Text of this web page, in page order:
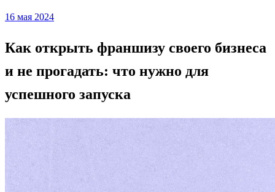
Posted
16 мая 2024
Как открыть франшизу своего бизнеса
и не прогадать: что нужно для
успешного запуска